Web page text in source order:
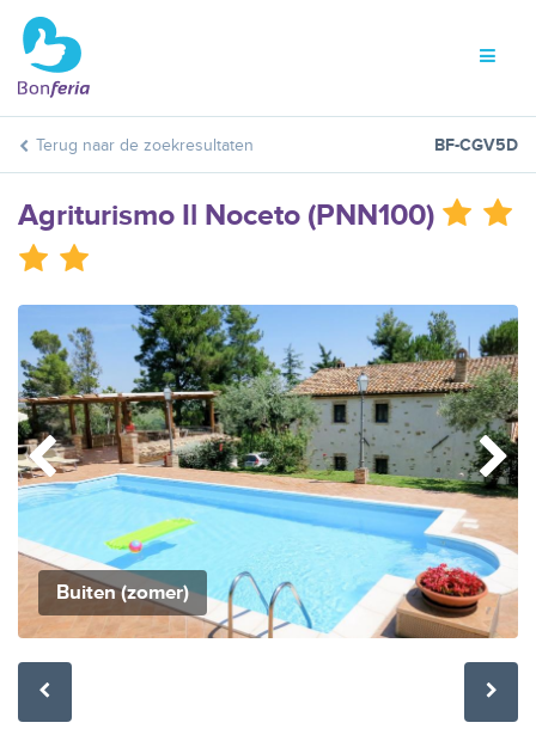
Terug naar de zoekresultaten BF-CGV5D
Agriturismo Il Noceto (PNN100)
Buiten (zomer)